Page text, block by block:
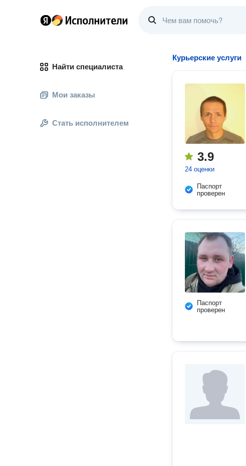
Найти специалиста
Мои заказы
Стать исполнителем
Курьерские услуги
3.9
24 оценки
Паспорт
проверен
Паспорт
проверен